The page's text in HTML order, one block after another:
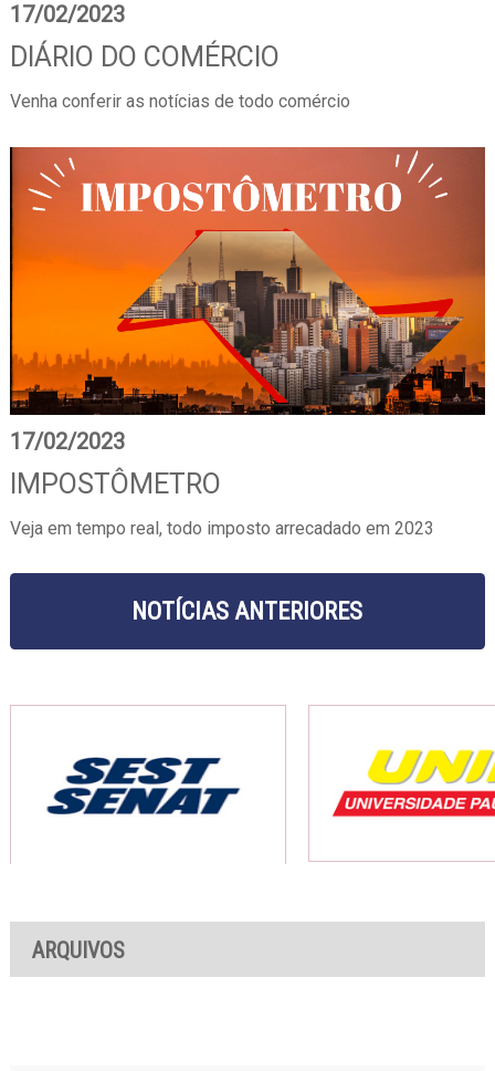
17/02/2023
DIÁRIO DO COMÉRCIO
Venha conferir as notícias de todo comércio
17/02/2023
IMPOSTÔMETRO
Veja em tempo real, todo imposto arrecadado em 2023
NOTÍCIAS ANTERIORES
ARQUIVOS